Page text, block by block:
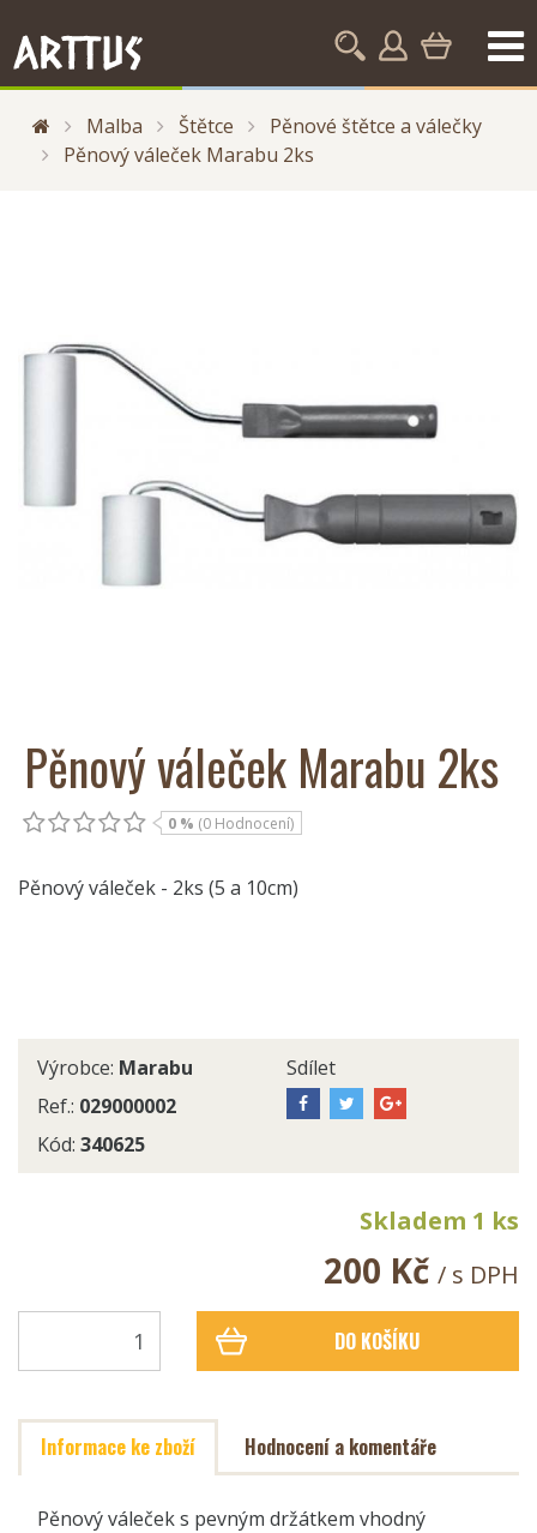
Malba Štětce
Pěnové štětce a válečky
Pěnový váleček Marabu 2ks
Pěnový váleček Marabu 2ks
0 % (0 Hodnocení)
Pěnový váleček - 2ks (5 a 10cm)
Výrobce: Marabu
Ref.: 029000002
Kód: 340625
Sdílet
Skladem 1 ks
200 Kč / s DPH
DO KOŠÍKU
Informace ke zboží Hodnocení a komentáře
Pěnový váleček s pevným držátkem vhodný